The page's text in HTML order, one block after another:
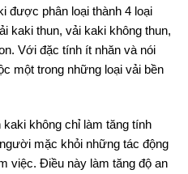
được phân loại thành 4 loại
kaki thun, vải kaki không thun,
Với đặc tính ít nhăn và nói
một trong những loại vải bền
không chỉ làm tăng tính
mặc khỏi những tác động
việc. Điều này làm tăng độ an